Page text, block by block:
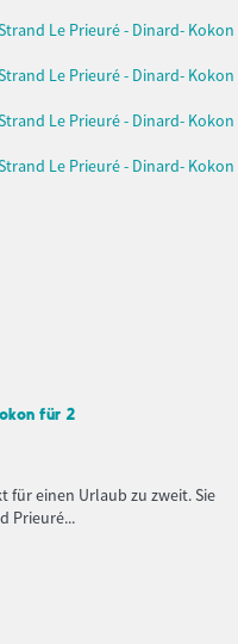
für 2
für einen Urlaub zu zweit. Sie
Prieuré...